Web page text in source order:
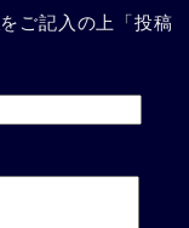
をご記入の上「投稿